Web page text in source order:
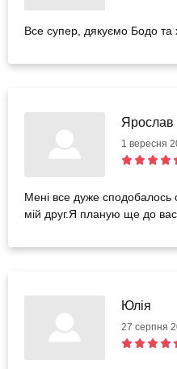
Все супер, дякуємо Бодо та
Ярослав
1 вересня
Мені все дуже сподобалось
мій друг.Я планую ще до
Юлія
27 серпня